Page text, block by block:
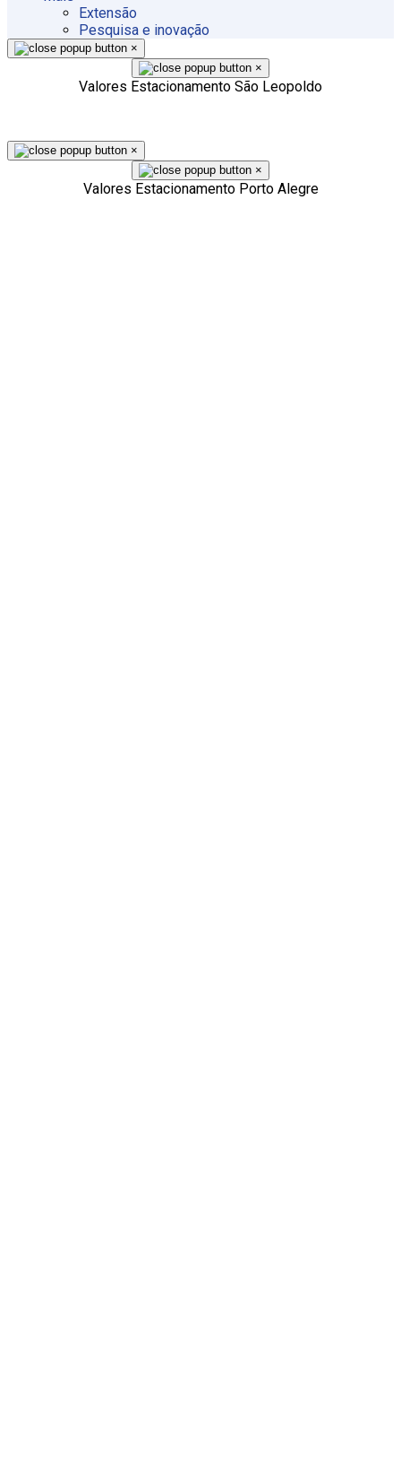
Extensão
Pesquisa e inovação
×
×
Valores Estacionamento São Leopoldo
×
×
Valores Estacionamento Porto Alegre